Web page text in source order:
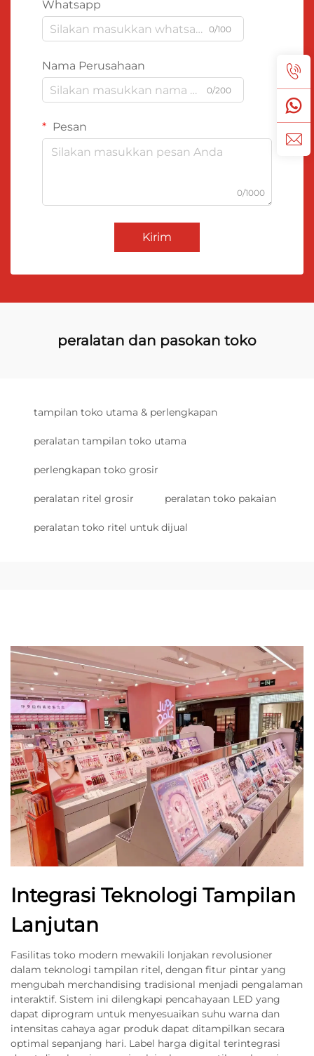
Whatsapp
0/100
Nama Perusahaan
0/200
Pesan
0/1000
Kirim
peralatan dan pasokan toko
tampilan toko utama & perlengkapan
peralatan tampilan toko utama
perlengkapan toko grosir
peralatan ritel grosir peralatan toko pakaian
peralatan toko ritel untuk dijual
Integrasi Teknologi Tampilan
Lanjutan
Fasilitas toko modern mewakili lonjakan revolusioner
dalam teknologi tampilan ritel, dengan fitur pintar yang
mengubah merchandising tradisional menjadi pengalaman
interaktif. Sistem ini dilengkapi pencahayaan LED yang
dapat diprogram untuk menyesuaikan suhu warna dan
intensitas cahaya agar produk dapat ditampilkan secara
optimal sepanjang hari. Label harga digital terintegrasi